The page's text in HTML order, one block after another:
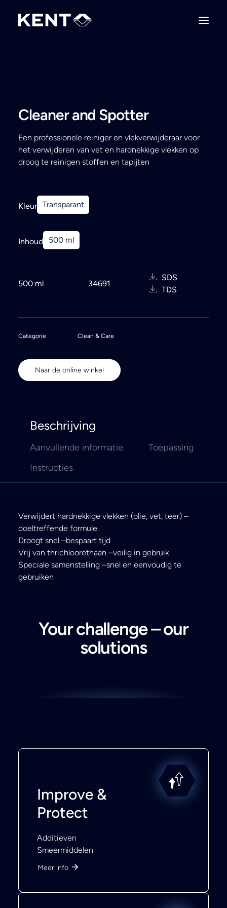
Search
Cleaner and Spotter
Een professionele reiniger en vlekverwijderaar voor
het verwijderen van vet en hardnekkige vlekken op
droog te reinigen stoffen en tapijten
Kleur Transparant
Inhoud 500 ml
500 ml 34691
SDS
TDS
Categorie Clean & Care
Naar de online winkel
Beschrijving
Aanvullende informatie
Toepassing
Instructies
Verwijdert hardnekkige vlekken (olie, vet, teer) –
doeltreffende formule
Droogt snel –bespaart tijd
Vrij van thrichloorethaan –veilig in gebruik
Speciale samenstelling –snel en eenvoudig te
gebruiken
Your challenge – our
solutions
Improve &
Protect
Additieven
Smeermiddelen
Meer info